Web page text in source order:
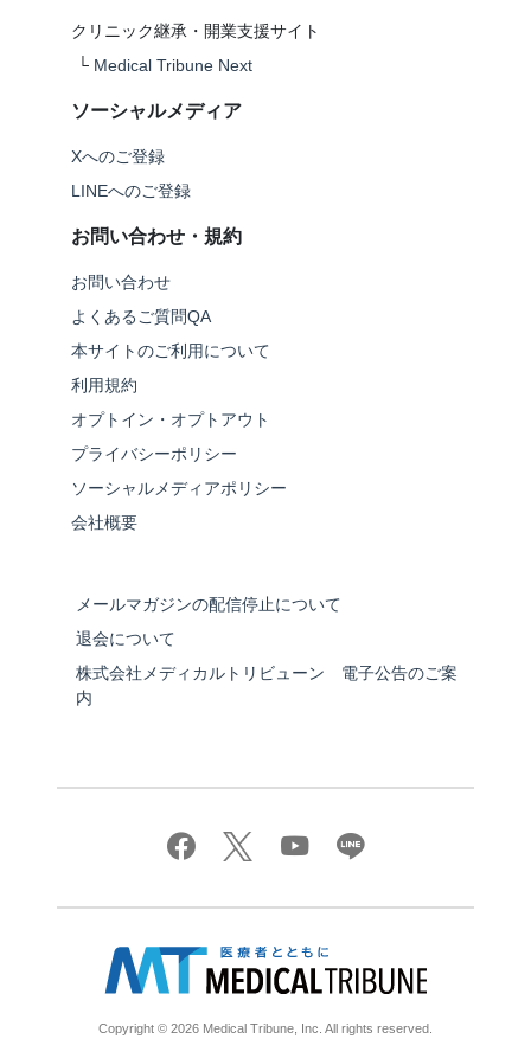
クリニック継承・開業支援サイト
└ Medical Tribune Next
ソーシャルメディア
Xへのご登録
LINEへのご登録
お問い合わせ・規約
お問い合わせ
よくあるご質問QA
本サイトのご利用について
利用規約
オプトイン・オプトアウト
プライバシーポリシー
ソーシャルメディアポリシー
会社概要
メールマガジンの配信停止について
退会について
株式会社メディカルトリビューン 電子公告のご案
内
Copyright © 2026 Medical Tribune, Inc. All rights reserved.